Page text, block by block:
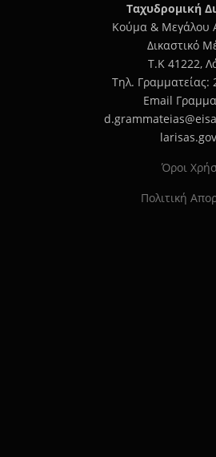
Ταχυδρομική
Κούμα & Μεγάλου
Δικαστικό
Τ.Κ 41222,
Τηλ. Γραμματείας:
Email
Όροι
Πολιτική